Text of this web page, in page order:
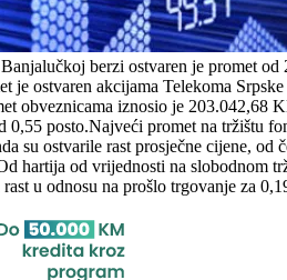
berzi ostvaren je promet
je ostvaren akcijama Telekoma
obveznicama iznosio je 203.042,68
0,55 posto.Najveći promet na tržištu
su ostvarile rast prosječne cijene,
hartija od vrijednosti na slobodnom
u odnosu na prošlo trgovanje za